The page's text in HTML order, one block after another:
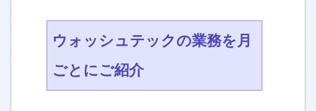
ウォッシュテックの業務を月
ごとにご紹介